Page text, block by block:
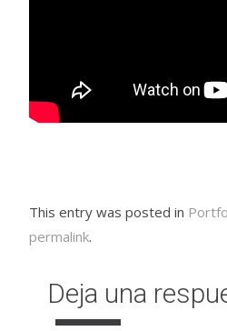
This entry was posted in
permalink.
Deja una